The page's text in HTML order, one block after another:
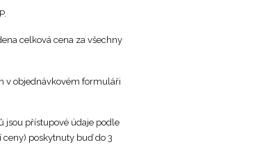
celková cena za všechny
v objednávkovém formuláři
jsou přístupové údaje podle
poskytnuty buď do 3